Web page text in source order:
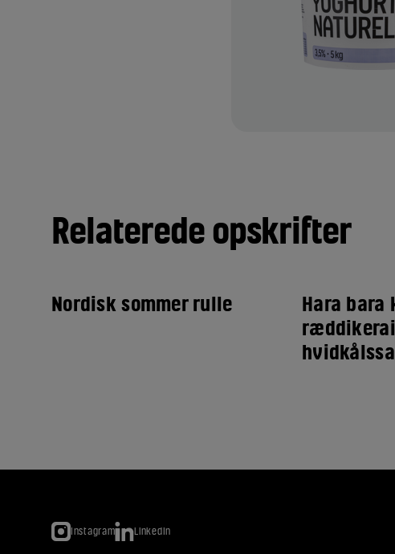
Relaterede opskrifter
Nordisk sommer rulle
Hara bara
Instagram LinkedIn